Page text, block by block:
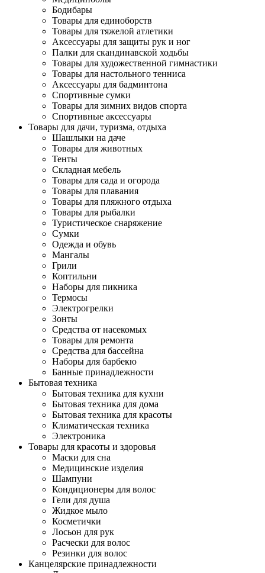
Бодибары
Товары для единоборств
Товары для тяжелой атлетики
Аксессуары для защиты рук и ног
Палки для скандинавской ходьбы
Товары для художественной гимнастики
Товары для настольного тенниса
Аксессуары для бадминтона
Спортивные сумки
Товары для зимних видов спорта
Спортивные аксессуары
Товары для дачи, туризма, отдыха
Шашлыки на даче
Товары для животных
Тенты
Складная мебель
Товары для сада и огорода
Товары для плавания
Товары для пляжного отдыха
Товары для рыбалки
Туристическое снаряжение
Сумки
Одежда и обувь
Мангалы
Грили
Коптильни
Наборы для пикника
Термосы
Электрогрелки
Зонты
Средства от насекомых
Товары для ремонта
Средства для бассейна
Наборы для барбекю
Банные принадлежности
Бытовая техника
Бытовая техника для кухни
Бытовая техника для дома
Бытовая техника для красоты
Климатическая техника
Электроника
Товары для красоты и здоровья
Маски для сна
Медицинские изделия
Шампуни
Кондиционеры для волос
Гели для душа
Жидкое мыло
Косметички
Лосьон для рук
Расчески для волос
Резинки для волос
Канцелярские принадлежности